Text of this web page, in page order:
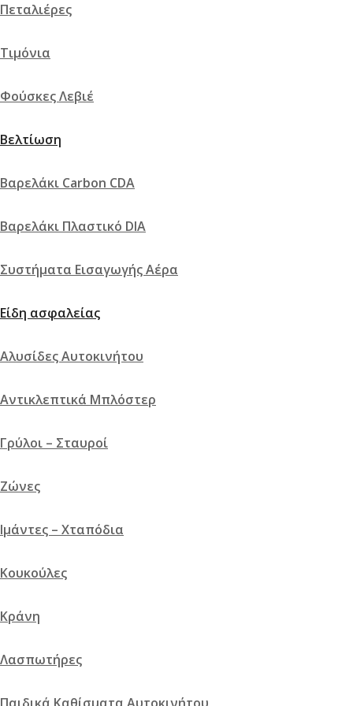
Πεταλιέρες
Τιμόνια
Φούσκες Λεβιέ
Βελτίωση
Βαρελάκι Carbon CDA
Βαρελάκι Πλαστικό DIA
Συστήματα Εισαγωγής Αέρα
Είδη ασφαλείας
Αλυσίδες Αυτοκινήτου
Αντικλεπτικά Μπλόστερ
Γρύλοι – Σταυροί
Ζώνες
Ιμάντες – Χταπόδια
Κουκούλες
Κράνη
Λασπωτήρες
Λεβιές Ταχυτήτων Race Airleather 1τμχ Momo